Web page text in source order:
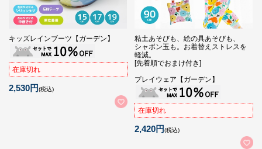
キッズレインブーツ【ガーデン】
在庫切れ
2,530円(税込)
粘土あそびも、絵の具あそびも、
シャボン玉も。お着替えストレスを
軽減。
[先着順でおまけ付き]
プレイウェア【ガーデン】
在庫切れ
2,420円(税込)